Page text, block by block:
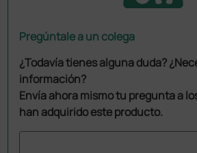
Pregúntale a un colega
¿Todavía tienes alguna duda?
información?
Envía ahora mismo tu pregunta a
han adquirido este producto.